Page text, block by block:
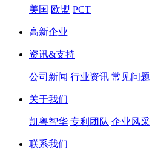
美国 欧盟 PCT
高新企业
资讯&支持
公司新闻 行业资讯 常见问题
关于我们
凯粤智华 专利团队 企业风采
联系我们